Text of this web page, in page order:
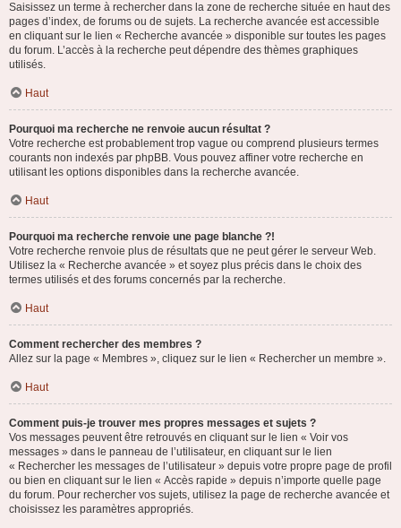
Saisissez un terme à rechercher dans la zone de recherche située en haut des
pages d’index, de forums ou de sujets. La recherche avancée est accessible
en cliquant sur le lien « Recherche avancée » disponible sur toutes les pages
du forum. L’accès à la recherche peut dépendre des thèmes graphiques
utilisés.
Haut
Pourquoi ma recherche ne renvoie aucun résultat ?
Votre recherche est probablement trop vague ou comprend plusieurs termes
courants non indexés par phpBB. Vous pouvez affiner votre recherche en
utilisant les options disponibles dans la recherche avancée.
Haut
Pourquoi ma recherche renvoie une page blanche ?!
Votre recherche renvoie plus de résultats que ne peut gérer le serveur Web.
Utilisez la « Recherche avancée » et soyez plus précis dans le choix des
termes utilisés et des forums concernés par la recherche.
Haut
Comment rechercher des membres ?
Allez sur la page « Membres », cliquez sur le lien « Rechercher un membre ».
Haut
Comment puis-je trouver mes propres messages et sujets ?
Vos messages peuvent être retrouvés en cliquant sur le lien « Voir vos
messages » dans le panneau de l’utilisateur, en cliquant sur le lien
« Rechercher les messages de l’utilisateur » depuis votre propre page de profil
ou bien en cliquant sur le lien « Accès rapide » depuis n’importe quelle page
du forum. Pour rechercher vos sujets, utilisez la page de recherche avancée et
choisissez les paramètres appropriés.